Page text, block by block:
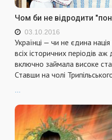
Чом би не відродити
03.10.2016
Українці — чи не єдина
всіх історичних періодів
включно займала високе
Ставши на чолі